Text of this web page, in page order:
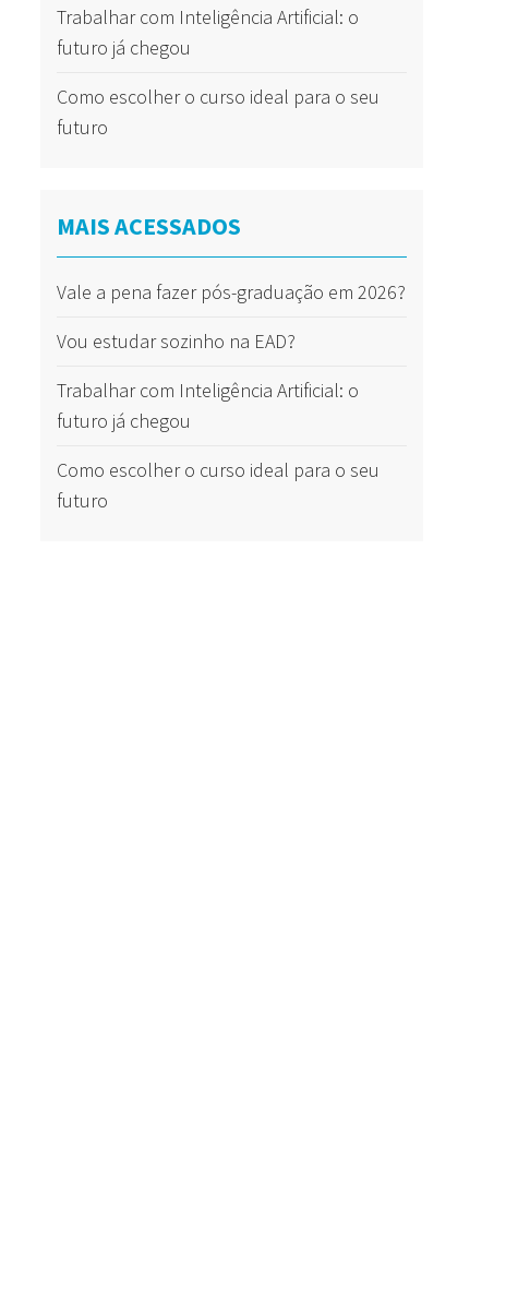
Trabalhar com Inteligência Artificial: o
futuro já chegou
Como escolher o curso ideal para o seu
futuro
MAIS ACESSADOS
Vale a pena fazer pós-graduação em 2026?
Vou estudar sozinho na EAD?
Trabalhar com Inteligência Artificial: o
futuro já chegou
Como escolher o curso ideal para o seu
futuro